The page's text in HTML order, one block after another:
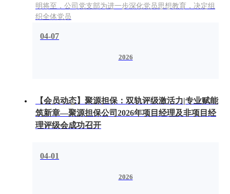
明将至，公司党支部为进一步深化党员思想教育，决定组
织全体党员
04-07
2026
【会员动态】聚源担保：双轨评级激活力|专业赋能
筑新章—聚源担保公司2026年项目经理及非项目经
理评级会成功召开
04-01
2026